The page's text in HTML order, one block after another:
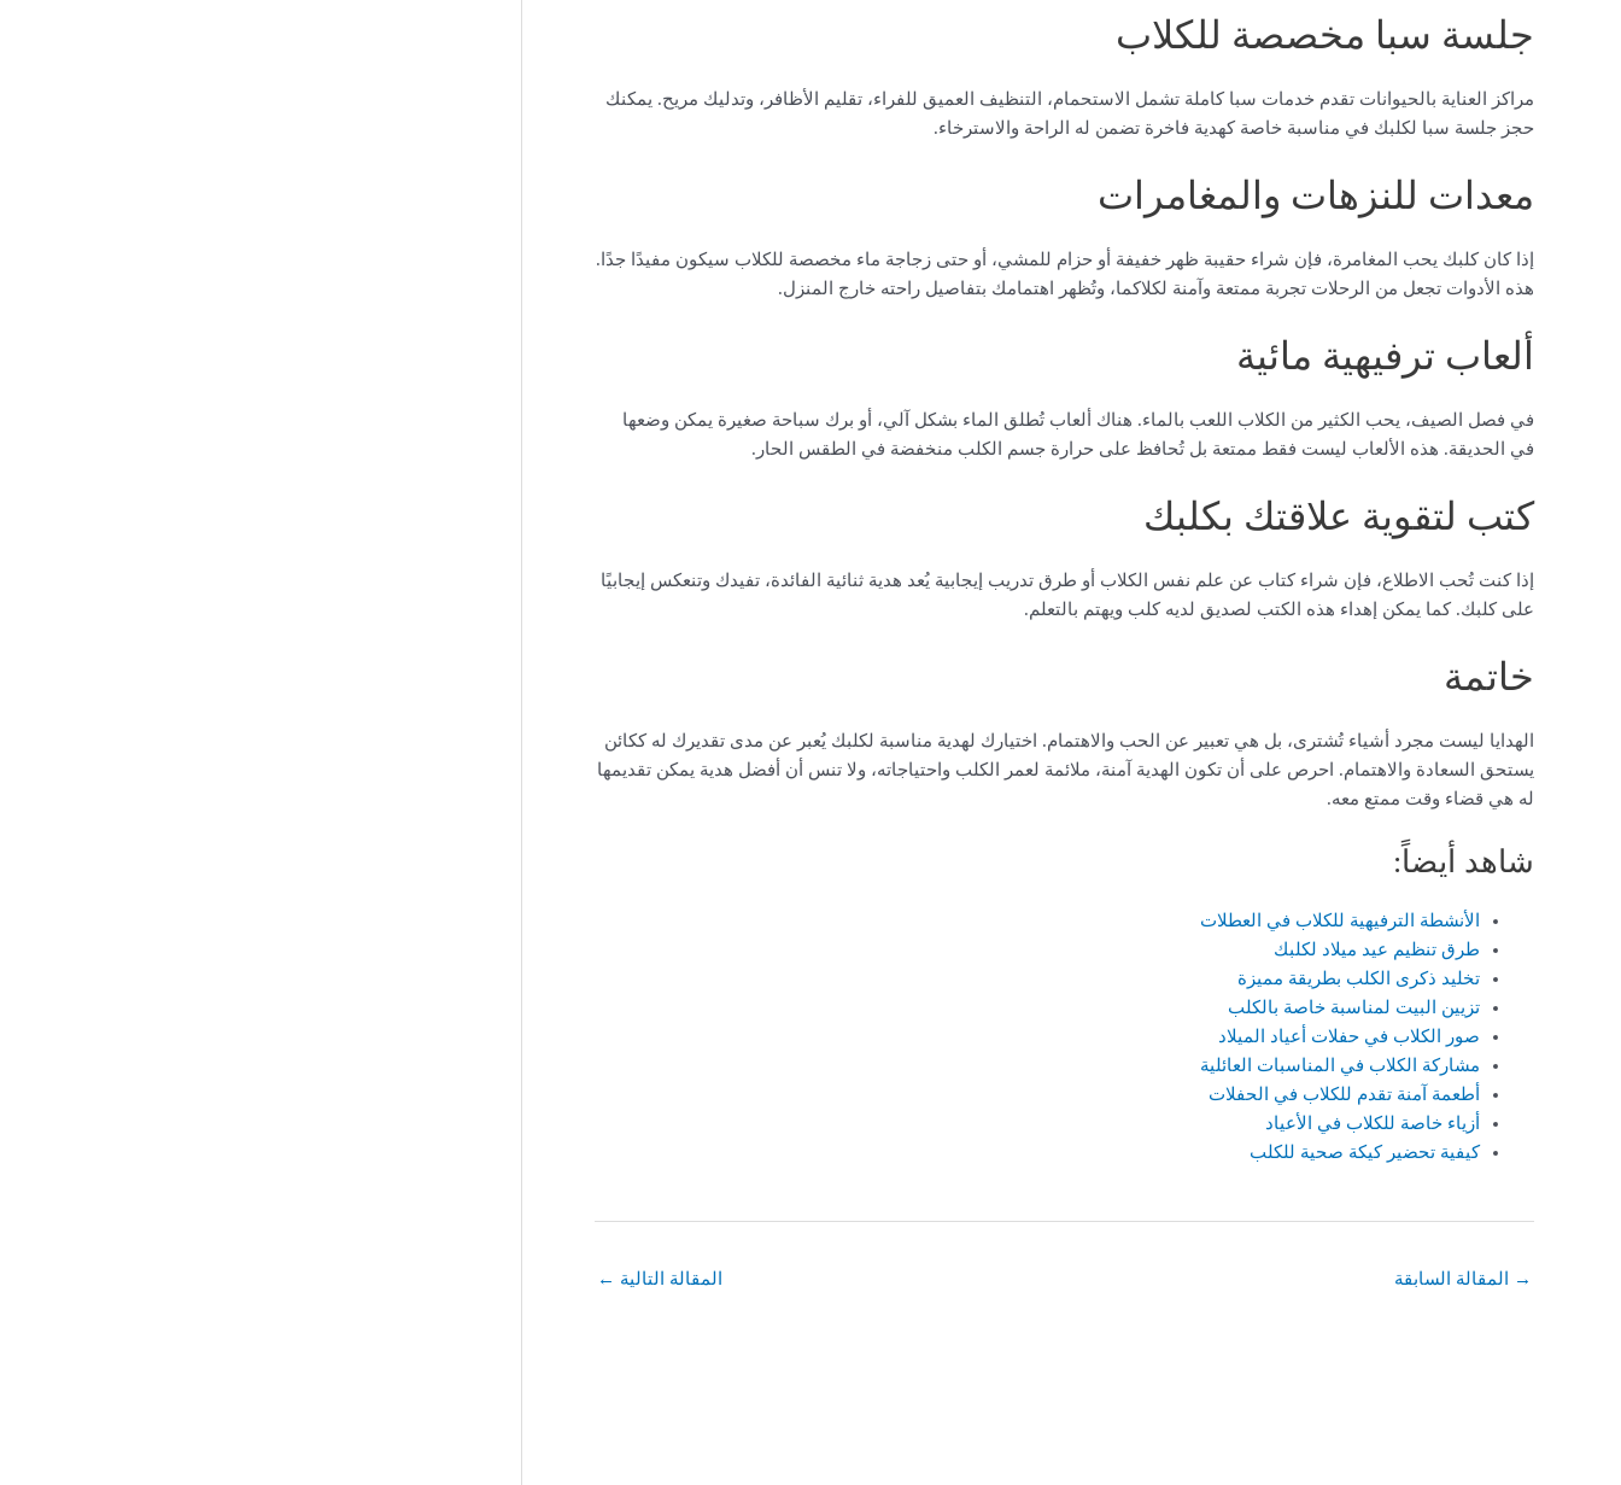
جلسة سبا مخصصة للكلاب
مراكز العناية بالحيوانات تقدم خدمات سبا كاملة تشمل الاستحمام، التنظيف العميق للفراء، تقليم الأظافر، وتدليك مريح. يمكنك
حجز جلسة سبا لكلبك في مناسبة خاصة كهدية فاخرة تضمن له الراحة والاسترخاء.
معدات للنزهات والمغامرات
إذا كان كلبك يحب المغامرة، فإن شراء حقيبة ظهر خفيفة أو حزام للمشي، أو حتى زجاجة ماء مخصصة للكلاب سيكون مفيدًا جدًا.
هذه الأدوات تجعل من الرحلات تجربة ممتعة وآمنة لكلاكما، وتُظهر اهتمامك بتفاصيل راحته خارج المنزل.
ألعاب ترفيهية مائية
في فصل الصيف، يحب الكثير من الكلاب اللعب بالماء. هناك ألعاب تُطلق الماء بشكل آلي، أو برك سباحة صغيرة يمكن وضعها
في الحديقة. هذه الألعاب ليست فقط ممتعة بل تُحافظ على حرارة جسم الكلب منخفضة في الطقس الحار.
كتب لتقوية علاقتك بكلبك
إذا كنت تُحب الاطلاع، فإن شراء كتاب عن علم نفس الكلاب أو طرق تدريب إيجابية يُعد هدية ثنائية الفائدة، تفيدك وتنعكس إيجابيًا
على كلبك. كما يمكن إهداء هذه الكتب لصديق لديه كلب ويهتم بالتعلم.
خاتمة
الهدايا ليست مجرد أشياء تُشترى، بل هي تعبير عن الحب والاهتمام. اختيارك لهدية مناسبة لكلبك يُعبر عن مدى تقديرك له ككائن
يستحق السعادة والاهتمام. احرص على أن تكون الهدية آمنة، ملائمة لعمر الكلب واحتياجاته، ولا تنس أن أفضل هدية يمكن تقديمها
له هي قضاء وقت ممتع معه.
شاهد أيضاً:
الأنشطة الترفيهية للكلاب في العطلات
طرق تنظيم عيد ميلاد لكلبك
تخليد ذكرى الكلب بطريقة مميزة
تزيين البيت لمناسبة خاصة بالكلب
صور الكلاب في حفلات أعياد الميلاد
مشاركة الكلاب في المناسبات العائلية
أطعمة آمنة تقدم للكلاب في الحفلات
أزياء خاصة للكلاب في الأعياد
كيفية تحضير كيكة صحية للكلب
→ المقالة السابقة المقالة التالية ←